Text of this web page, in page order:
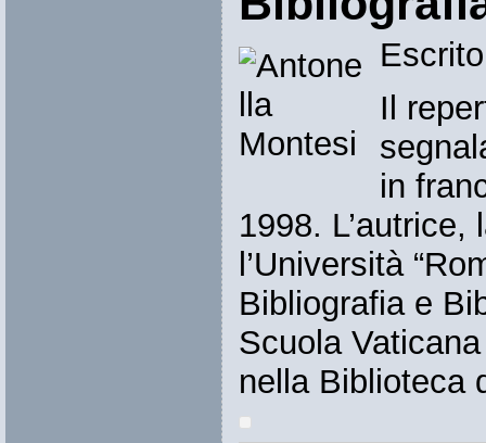
Il
in
1998.
l’Università
Bibliografia e
Scuola
nella Biblioteca